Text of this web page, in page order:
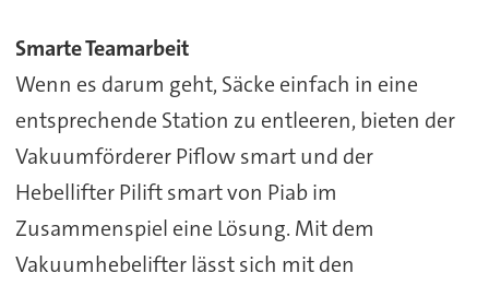
Smarte Teamarbeit
Wenn es darum geht, Säcke einfach in eine
entsprechende Station zu entleeren, bieten der
Vakuumförderer Piflow smart und der
Hebellifter Pilift smart von Piab im
Zusammenspiel eine Lösung. Mit dem
Vakuumhebelifter lässt sich mit den